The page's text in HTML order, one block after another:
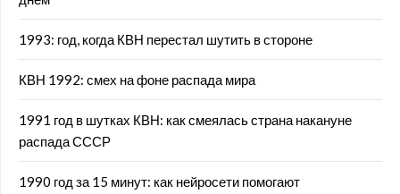
1993: год, когда КВН перестал шутить в стороне
КВН 1992: смех на фоне распада мира
1991 год в шутках КВН: как смеялась страна накануне
распада СССР
1990 год за 15 минут: как нейросети помогают